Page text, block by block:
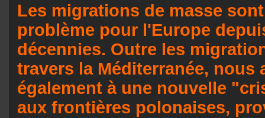
Les migrations de masse
problème pour l'Europe
décennies. Outre les
travers la Méditerranée, nous
également à une nouvelle
aux frontières polonaises,